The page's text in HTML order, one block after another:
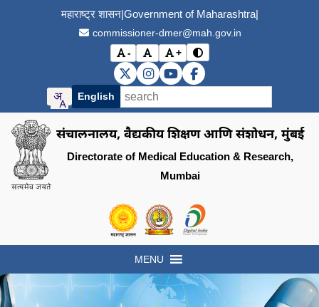
महाराष्ट्र शासन|Government of Maharashtra|
commissioner-dmer@mah.gov.in
-
अक्षर आकार कमी करा (Decrease font size)
मूळ अक्षर आकार (Reset font size)
+
अक्षर आकार वाढवा (Increase font
विरोधाभास मोड बदला
DMER X (Twitter)
DMER Instagram
DMER YouTube
DMER Facebook
English
संचालनालय, वैद्यकीय शिक्षण आणि संशोधन, मुंबई
Directorate of Medical Education & Research,
Mumbai
Visit the Government of Maharashtra
Visit the Directorate of
MENU